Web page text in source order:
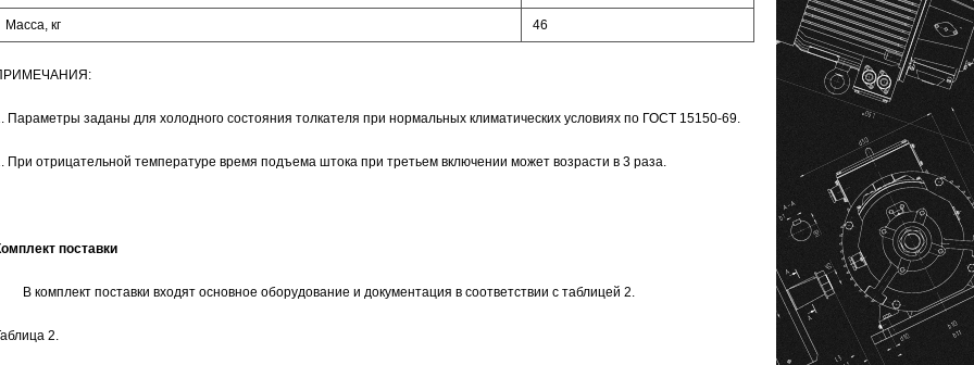
Масса, кг 46
Параметры заданы для холодного состояния толкателя при нормальных климатических условиях по ГОСТ 15150-69.
При отрицательной температуре время подъема штока при третьем включении может возрасти в 3 раза.
поставки
комплект поставки входят основное оборудование и документация в соответствии с таблицей 2.
2.